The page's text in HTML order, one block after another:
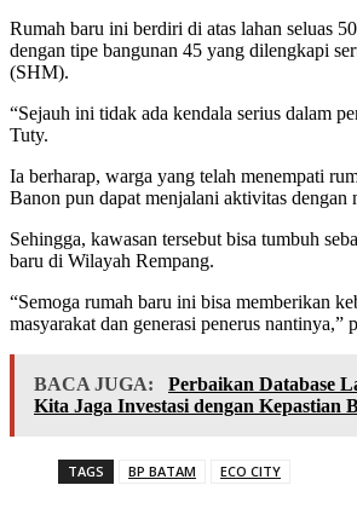
Rumah baru ini berdiri di atas lahan seluas
dengan tipe bangunan 45 yang dilengkapi
(SHM).
“Sejauh ini tidak ada kendala serius dalam
Tuty.
Ia berharap, warga yang telah menempati
Banon pun dapat menjalani aktivitas dengan
Sehingga, kawasan tersebut bisa tumbuh
baru di Wilayah Rempang.
“Semoga rumah baru ini bisa memberikan
masyarakat dan generasi penerus nantinya,”
BACA JUGA:
Perbaikan Database
Kita Jaga Investasi dengan Kepastian
TAGS BP BATAM ECO CITY